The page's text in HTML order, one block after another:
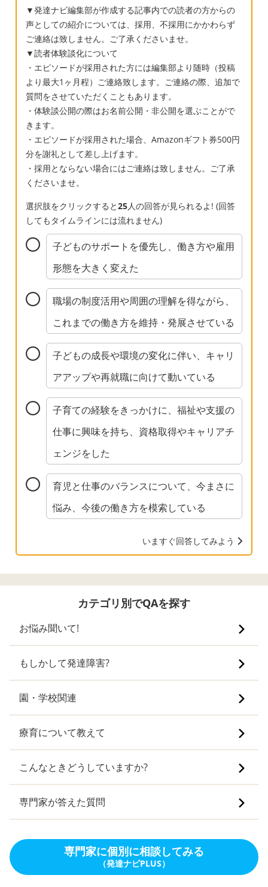
▼発達ナビ編集部が作成する記事内での読者の方からの
声としての紹介については、採用、不採用にかかわらず
ご連絡は致しません。ご了承くださいませ。
▼読者体験談化について
・エピソードが採用された方には編集部より随時（投稿
より最大1ヶ月程）ご連絡致します。ご連絡の際、追加で
質問をさせていただくこともあります。
・体験談公開の際はお名前公開・非公開を選ぶことがで
きます。
・エピソードが採用された場合、Amazonギフト券500円
分を謝礼として差し上げます。
・採用とならない場合にはご連絡は致しません。ご了承
くださいませ。
選択肢をクリックすると25人の回答が見られるよ! (回答
してもタイムラインには流れません)
子どものサポートを優先し、働き方や雇用
形態を大きく変えた
職場の制度活用や周囲の理解を得ながら、
これまでの働き方を維持・発展させている
子どもの成長や環境の変化に伴い、キャリ
アアップや再就職に向けて動いている
子育ての経験をきっかけに、福祉や支援の
仕事に興味を持ち、資格取得やキャリアチ
ェンジをした
育児と仕事のバランスについて、今まさに
悩み、今後の働き方を模索している
いますぐ回答してみよう
カテゴリ別でQAを探す
お悩み聞いて!
もしかして発達障害?
園・学校関連
療育について教えて
こんなときどうしていますか?
専門家が答えた質問
専門家に個別に相談してみる
（発達ナビPLUS）